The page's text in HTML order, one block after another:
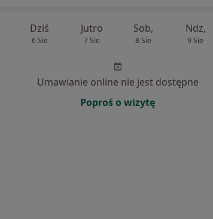
Dziś
6 Sie
Jutro
7 Sie
Sob,
8 Sie
Ndz,
9 Sie
Umawianie online nie jest dostępne
Poproś o wizytę